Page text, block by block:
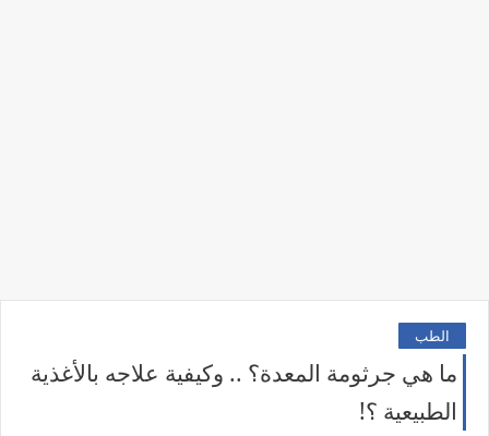
الطب
ما هي جرثومة المعدة؟ .. وكيفية علاجه بالأغذية
الطبيعية ؟!